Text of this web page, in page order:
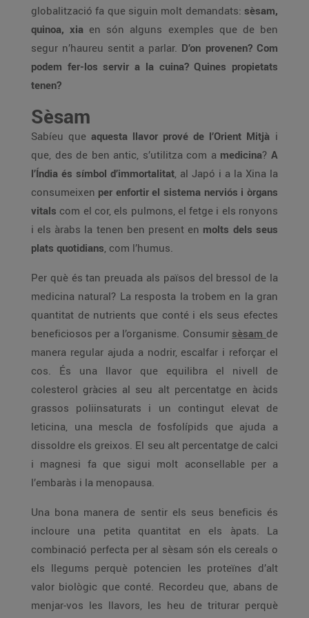
globalització fa que siguin molt demandats: sèsam,
quinoa, xia en són alguns exemples que de ben
segur n’haureu sentit a parlar. D’on provenen? Com
podem fer-los servir a la cuina? Quines propietats
tenen?
Sèsam
Sabíeu que aquesta llavor prové de l’Orient Mitjà i
que, des de ben antic, s’utilitza com a medicina? A
l’Índia és símbol d’immortalitat, al Japó i a la Xina la
consumeixen per enfortir el sistema nerviós i òrgans
vitals com el cor, els pulmons, el fetge i els ronyons
i els àrabs la tenen ben present en molts dels seus
plats quotidians, com l’humus.
Per què és tan preuada als països del bressol de la
medicina natural? La resposta la trobem en la gran
quantitat de nutrients que conté i els seus efectes
beneficiosos per a l’organisme. Consumir sèsam de
manera regular ajuda a nodrir, escalfar i reforçar el
cos. És una llavor que equilibra el nivell de
colesterol gràcies al seu alt percentatge en àcids
grassos poliinsaturats i un contingut elevat de
leticina, una mescla de fosfolípids que ajuda a
dissoldre els greixos. El seu alt percentatge de calci
i magnesi fa que sigui molt aconsellable per a
l’embaràs i la menopausa.
Una bona manera de sentir els seus beneficis és
incloure una petita quantitat en els àpats. La
combinació perfecta per al sèsam són els cereals o
els llegums perquè potencien les proteïnes d’alt
valor biològic que conté. Recordeu que, abans de
menjar-vos les llavors, les heu de triturar perquè